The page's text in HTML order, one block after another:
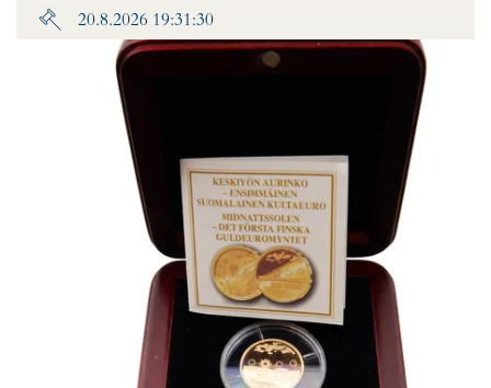
20.8.2026 19:31:30